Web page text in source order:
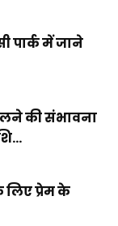
पार्क में जाने
की संभावना
लिए प्रेम के